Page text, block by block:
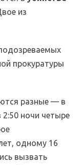
из
прокуратуры
разные — в
ночи четыре
одному 16
вызвать